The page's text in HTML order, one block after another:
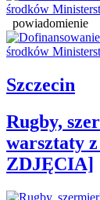
powiadomienie
Szczecin
Rugby,
warsztaty
ZDJĘCIA]